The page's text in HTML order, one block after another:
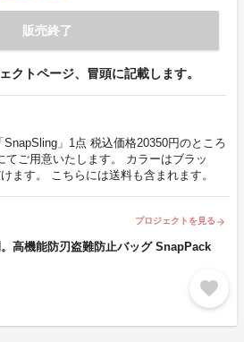
販売終了
クトページ、冒頭に記載します。
」1点 税込価格20350円のところ
てご用意いたします。 カラーはブラッ
ます。 こちらには送料も含まれます。
プロジェクトを見る arrow_forward
高機能防刃盗難防止バッグ SnapPack
favorite